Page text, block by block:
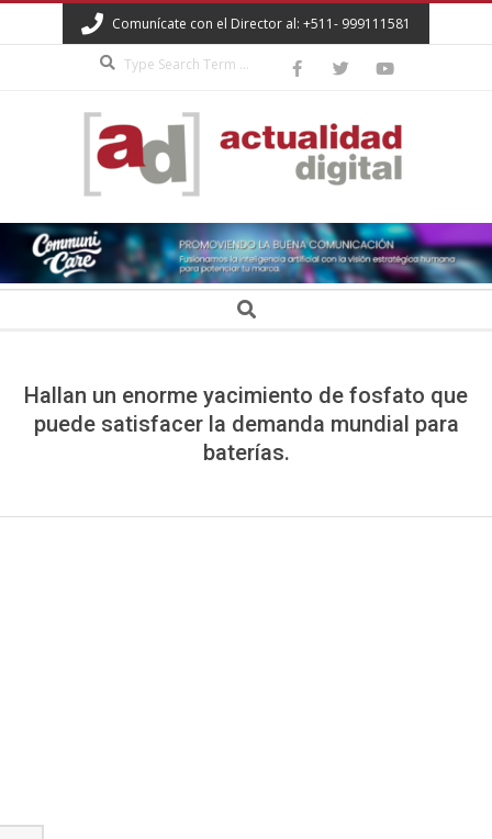
to
Comunícate con el Director al: +511- 999111581
ACTUALIDAD
DIGITAL Search
Hallan un enorme yacimiento de fosfato que
puede satisfacer la demanda mundial para
baterías.